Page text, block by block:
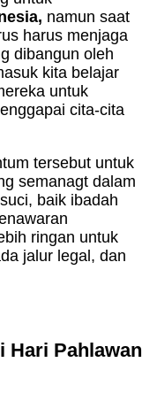
namun saat
harus menjaga
dibangun oleh
kita belajar
untuk
cita-cita
tersebut untuk
semanagt dalam
baik ibadah
ringan untuk
jalur legal, dan
Hari Pahlawan